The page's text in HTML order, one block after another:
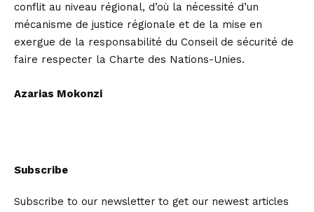
conflit au niveau régional, d’où la nécessité d’un
mécanisme de justice régionale et de la mise en
exergue de la responsabilité du Conseil de sécurité de
faire respecter la Charte des Nations-Unies.
Azarias Mokonzi
Subscribe
Subscribe to our newsletter to get our newest articles